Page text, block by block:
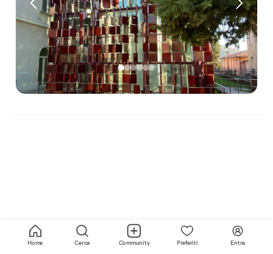
Home Cerca Community Preferiti Entra